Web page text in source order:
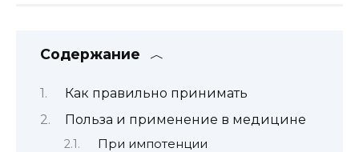
Содержание
Как правильно принимать
Польза и применение в медицине
При импотенции